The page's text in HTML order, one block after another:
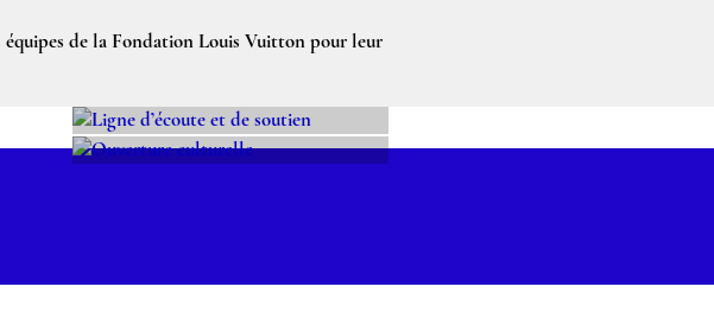
de la Fondation Louis Vuitton pour leur
LIGNE